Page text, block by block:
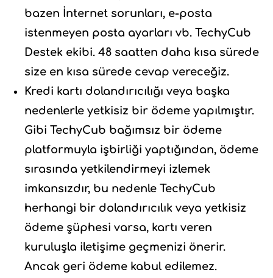
bazen İnternet sorunları, e-posta
istenmeyen posta ayarları vb. TechyCub
Destek ekibi. 48 saatten daha kısa sürede
size en kısa sürede cevap vereceğiz.
Kredi kartı dolandırıcılığı veya başka
nedenlerle yetkisiz bir ödeme yapılmıştır.
Gibi TechyCub bağımsız bir ödeme
platformuyla işbirliği yaptığından, ödeme
sırasında yetkilendirmeyi izlemek
imkansızdır, bu nedenle TechyCub
herhangi bir dolandırıcılık veya yetkisiz
ödeme şüphesi varsa, kartı veren
kuruluşla iletişime geçmenizi önerir.
Ancak geri ödeme kabul edilemez.